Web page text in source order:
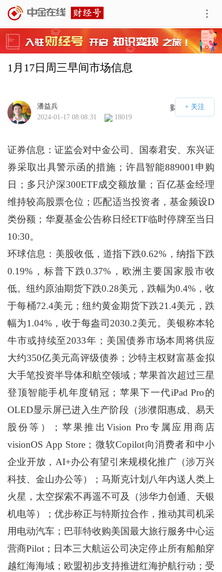
1月17日周三早间市场信息
财经号APP
潘益兵
2024-01-17 08:08:31
18019
证券信息：证监会对中金公司、国泰君安、东兴证
券采取出具警示函的措施；许昌智能889001申购
日；多只沪深300ETF成交额放量；百亿基金经理
维持较高股票仓位；匹配适当投资者，基金频设D
类份额；华夏基金公告称日经ETF临时停牌至当日
10:30。
环球信息：美股收低，道指下跌0.62%，纳指下跌
0.19%，标普下跌0.37%，欧洲主要国家股市收
低。纽约原油期货下跌0.28美元，跌幅为0.4%，收
于每桶72.4美元；纽约黄金期货下跌21.4美元，跌
幅为1.04%，收于每盎司2030.2美元。美银称本轮
牛市或持续至2033年；美国债券市场本周将供应
大约350亿美元高评级债券；沙特主权财富基金拟
大手笔投资半导体和航空领域；苹果首次超过三星
登顶智能手机年度销冠；苹果下一代iPad Pro的
OLED显示屏已进入生产阶段（涉濮阳惠成、易天
股份等）；苹果推出Vision Pro专属应用商店
visionOS App Store；微软Copilot向消费者和中小
企业开放，AI+办公有望引来规模化推广（涉万兴
科技、金山办公等）；马斯克计划八年内送人类上
火星，太空探索不再遥不可及（涉华力创通、天银
机电等）；优步称正与特斯拉合作，推动其司机采
用电动汽车；巴菲特收购美国最大旅行服务中心运
营商Pilot；日本三大航运公司决定停止所有船舶穿
越红海海域；欧盟初步支持推进红海护航行动；受